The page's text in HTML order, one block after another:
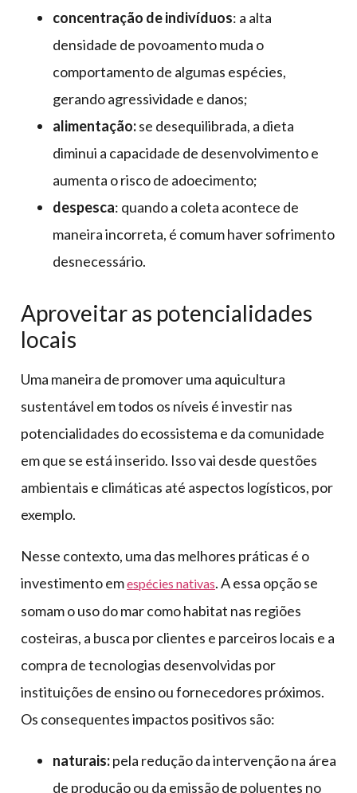
concentração de indivíduos: a alta
densidade de povoamento muda o
comportamento de algumas espécies,
gerando agressividade e danos;
alimentação:se desequilibrada, a dieta
diminui a capacidade de desenvolvimento e
aumenta o risco de adoecimento;
despesca: quando a coleta acontece de
maneira incorreta, é comum haver sofrimento
desnecessário.
Aproveitar as potencialidades
locais
Uma maneira de promover uma aquicultura
sustentável em todos os níveis é investir nas
potencialidades do ecossistema e da comunidade
em que se está inserido. Isso vai desde questões
ambientais e climáticas até aspectos logísticos, por
exemplo.
Nesse contexto, uma das melhores práticas é o
investimento emespécies nativas. A essa opção se
somam o uso do mar como habitat nas regiões
costeiras, a busca por clientes e parceiros locais e a
compra de tecnologias desenvolvidas por
instituições de ensino ou fornecedores próximos.
Os consequentes impactos positivos são:
naturais:pela redução da intervenção na área
de produção ou da emissão de poluentes no